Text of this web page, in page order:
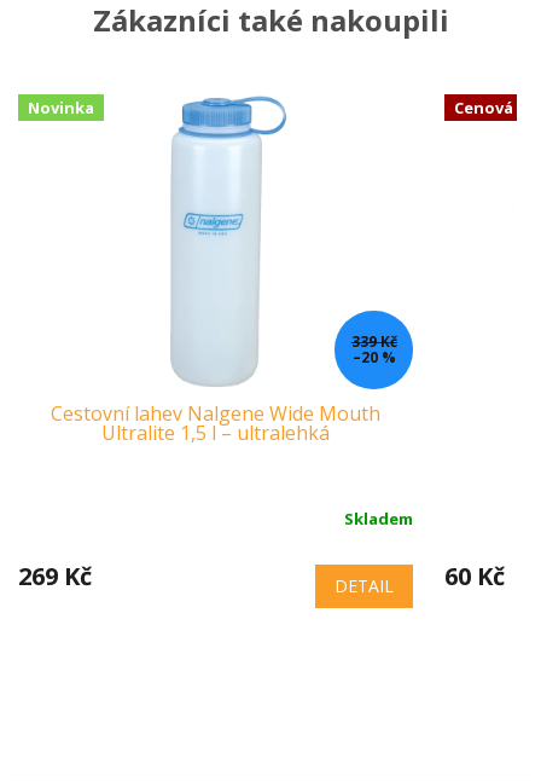
Zákazníci také nakoupili
Novinka
339 Kč
–20 %
Cestovní lahev Nalgene Wide Mouth
Ultralite 1,5 l – ultralehká
Skladem
269 Kč DETAIL
Cenová
60 Kč